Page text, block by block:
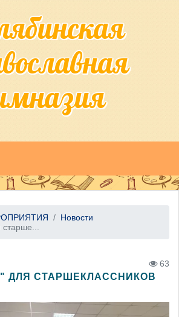
Новости
63
ДЛЯ СТАРШЕКЛАССНИКОВ